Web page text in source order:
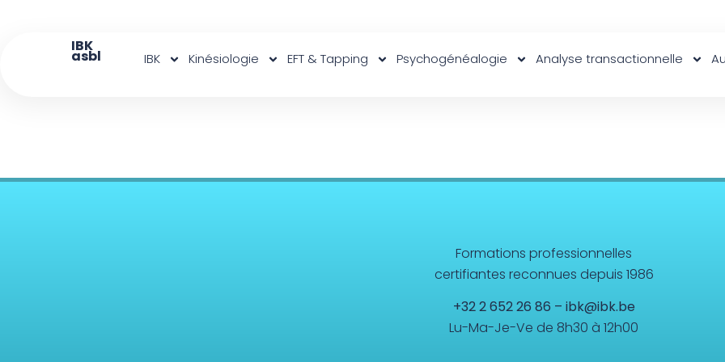
IBK
asbl IBK Kinésiologie EFT & Tapping Psychogénéalogie Analyse transactionnelle
Formations professionnelles
certifiantes reconnues depuis 1986
+32 2 652 26 86 – ibk@ibk.be
Lu-Ma-Je-Ve de 8h30 à 12h00